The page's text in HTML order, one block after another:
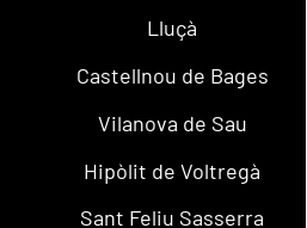
Lluçà
Castellnou de Bages
Vilanova de Sau
Hipòlit de Voltregà
Sant Feliu Sasserra